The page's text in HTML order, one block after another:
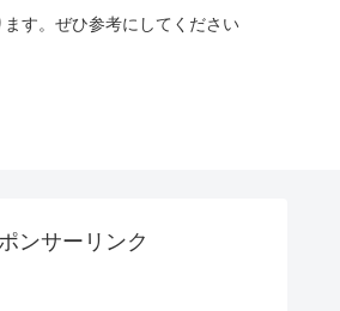
す。ぜひ参考にしてください
ンサーリンク